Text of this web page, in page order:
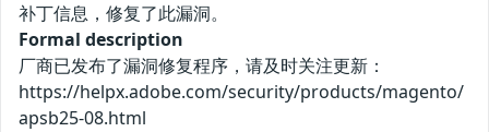
补丁信息，修复了此漏洞。
Formal description
厂商已发布了漏洞修复程序，请及时关注更新：
https://helpx.adobe.com/security/products/magento/
apsb25-08.html